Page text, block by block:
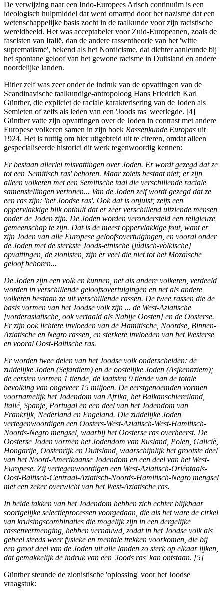
De verwijzing naar een Indo-Europees Arisch continuüm is een
ideologisch hulpmiddel dat werd omarmd door het nazisme dat een
wetenschappelijke basis zocht in de taalkunde voor zijn racistische
wereldbeeld. Het was acceptabeler voor Zuid-Europeanen, zoals de
fascisten van Italië, dan de andere rassentheorie van het 'witte
suprematisme', bekend als het Nordicisme, dat dichter aanleunde bij
het spontane geloof van het gewone racisme in Duitsland en andere
noordelijke landen.
Hitler zelf was zeer onder de indruk van de opvattingen van de
Scandinavische taalkundige-antropoloog Hans Friedrich Karl
Günther, die expliciet de raciale karakterisering van de Joden als
Semieten of zelfs als leden van een 'Joods ras' weerlegde. [4]
Günther vatte zijn opvattingen over de Joden in contrast met andere
Europese volkeren samen in zijn boek Rassenkunde Europas uit
1924. Het is nuttig om hier uitgebreid uit te citeren, omdat alleen
gespecialiseerde historici dit werk tegenwoordig kennen:
Er bestaan allerlei misvattingen over Joden. Er wordt gezegd dat ze
tot een 'Semitisch ras' behoren. Maar zoiets bestaat niet; er zijn
alleen volkeren met een Semitische taal die verschillende raciale
samenstellingen vertonen... Van de Joden zelf wordt gezegd dat ze
een ras zijn: 'het Joodse ras'. Ook dat is onjuist; zelfs een
oppervlakkige blik onthult dat er zeer verschillend uitziende mensen
onder de Joden zijn. De Joden worden verondersteld een religieuze
gemeenschap te zijn. Dat is de meest oppervlakkige fout, want er
zijn Joden van alle Europese geloofsovertuigingen, en vooral onder
de Joden met de sterkste Joods-etnische [jüdisch-völkische]
opvattingen, de zionisten, zijn er veel die niet tot het Mozaïsche
geloof behoren...
De Joden zijn een volk en kunnen, net als andere volkeren, verdeeld
worden in verschillende geloofsovertuigingen en net als andere
volkeren bestaan ze uit verschillende rassen. De twee rassen die de
basis vormen van het Joodse volk zijn ... de West-Aziatische
[vorderasiatische, ook vertaald als Nabije Oosten] en de Oosterse.
Er zijn ook lichtere invloeden van de Hamitische, Noordse, Binnen-
Aziatische en Negro rassen, en sterkere invloeden van het Westerse
en vooral Oost-Baltische ras.
Er worden twee delen van het Joodse volk onderscheiden: de
zuidelijke Joden (Sefardiem) en de oostelijke Joden (Asjkenaziem);
de eersten vormen 1 tiende, de laatsten 9 tiende van de totale
bevolking van ongeveer 15 miljoen. De eerstgenoemden vormen
voornamelijk het Jodendom van Afrika, het Balkanschiereiland,
Italië, Spanje, Portugal en een deel van het Jodendom van
Frankrijk, Nederland en Engeland. Die zuidelijke Joden
vertegenwoordigen een Oosters-West-Aziatisch-West-Hamitisch-
Noords-Negro mengsel, waarbij het Oosterse ras overheerst. De
Oosterse Joden vormen het Jodendom van Rusland, Polen, Galicië,
Hongarije, Oostenrijk en Duitsland, waarschijnlijk het grootste deel
van het Noord-Amerikaanse Jodendom en een deel van het West-
Europese. Zij vertegenwoordigen een West-Aziatisch-Oriëntaals-
Oost-Baltisch-Centraal-Aziatisch-Noords-Hamitisch-Negro mengsel
met een zeker overwicht van het West-Aziatische ras.
In beide takken van het Jodendom hebben zich echter blijkbaar
soortgelijke selectieprocessen voorgedaan, die als het ware de cirkel
van kruisingscombinaties die mogelijk zijn in een dergelijke
rassenvermenging, hebben vernauwd, zodat in het Joodse volk als
geheel steeds weer fysieke en mentale trekken voorkomen, die bij
een groot deel van de Joden uit alle landen zo sterk op elkaar lijken,
dat gemakkelijk de indruk van een 'Joods ras' kan ontstaan. [5]
Günther steunde de zionistische 'oplossing' voor het Joodse
vraagstuk: